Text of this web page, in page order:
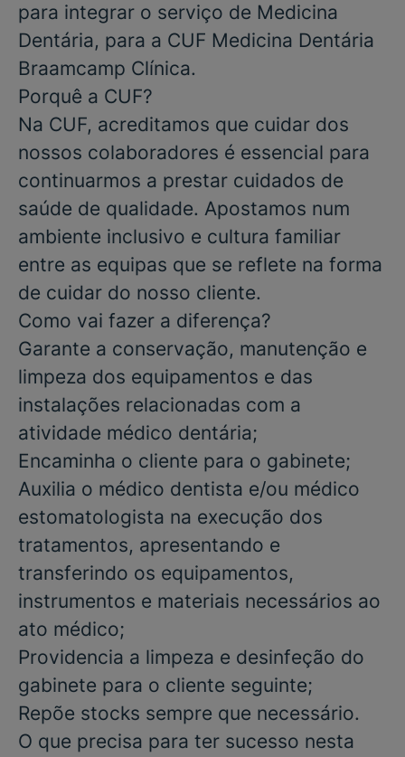
para integrar o serviço de Medicina
Dentária, para a CUF Medicina Dentária
Braamcamp Clínica.
Porquê a CUF?
Na CUF, acreditamos que cuidar dos
nossos colaboradores é essencial para
continuarmos a prestar cuidados de
saúde de qualidade. Apostamos num
ambiente inclusivo e cultura familiar
entre as equipas que se reflete na forma
de cuidar do nosso cliente.
Como vai fazer a diferença?
Garante a conservação, manutenção e
limpeza dos equipamentos e das
instalações relacionadas com a
atividade médico dentária;
Encaminha o cliente para o gabinete;
Auxilia o médico dentista e/ou médico
estomatologista na execução dos
tratamentos, apresentando e
transferindo os equipamentos,
instrumentos e materiais necessários ao
ato médico;
Providencia a limpeza e desinfeção do
gabinete para o cliente seguinte;
Repõe stocks sempre que necessário.
O que precisa para ter sucesso nesta